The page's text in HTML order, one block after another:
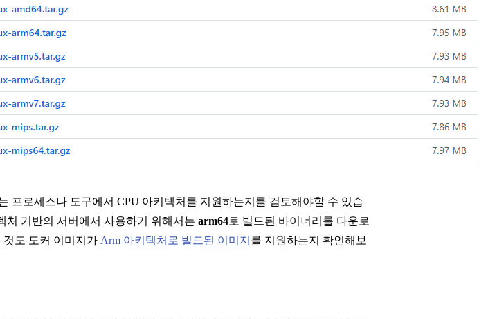
프로세스나 도구에서 CPU 아키텍처를 지원하는지를 검토해야할 수 있습
처 기반의 서버에서 사용하기 위해서는 arm64로 빌드된 바이너리를 다운로
도 도커 이미지가 Arm 아키텍처로 빌드된 이미지 를 지원하는지 확인해보